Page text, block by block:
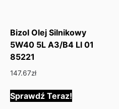
Bizol Olej Silnikowy
5W40 5L A3/B4 Ll 01
85221
147.67zł
Sprawdź Teraz!